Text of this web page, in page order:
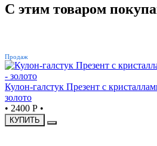
С этим товаром
Продаж
Кулон-галстук Презент с
золото
• 2400 Р •
КУПИТЬ